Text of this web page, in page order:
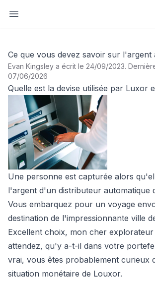
Ouvrir la barre latérale
Ce que vous devez savoir sur l'argent
Evan Kingsley a écrit le 24/09/2023.
07/06/2026
Quelle est la devise utilisée par Luxor
Une personne est capturée alors
l'argent d'un distributeur automatique
Vous embarquez pour un voyage
destination de l'impressionnante ville
Excellent choix, mon cher explorateur
attendez, qu'y a-t-il dans votre
vrai, vous êtes probablement curieux
situation monétaire de Louxor.